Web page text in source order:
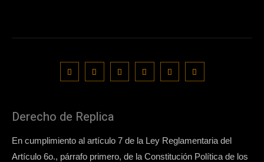
Derecho de Replica
En cumplimiento al artículo 7 de la Ley Reglamentaria del
Artículo 6o., párrafo primero, de la Constitución Política de los